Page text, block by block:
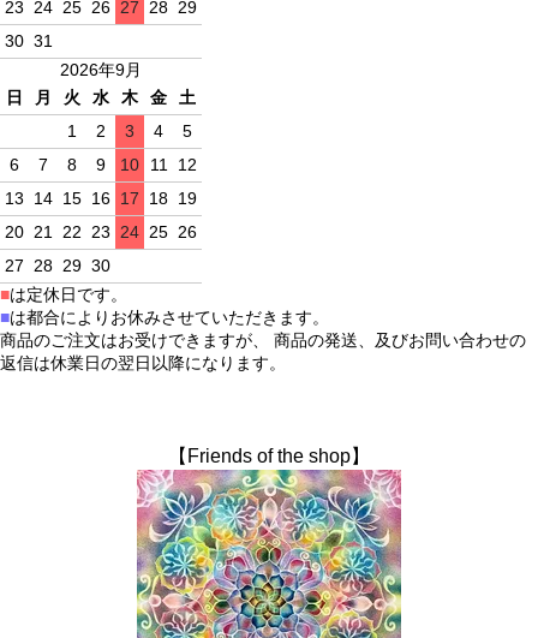
23
24 25 26 27 28 29
30 31
2026年9月
日
月 火 水 木 金
土
1
2 3 4
5
6
7 8 9 10 11
12
13
14 15 16 17 18 19
20 21 22 23 24 25 26
27
28 29 30
■は定休日です。
■は都合によりお休みさせていただきます。
商品のご注文はお受けできますが、 商品の発送、及びお問い合わせの
返信は休業日の翌日以降になります。
【Friends of the shop】